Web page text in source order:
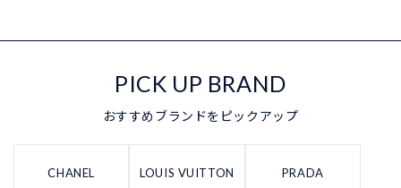
PICK UP BRAND
おすすめブランドをピックアップ
CHANEL LOUIS VUITTON PRADA